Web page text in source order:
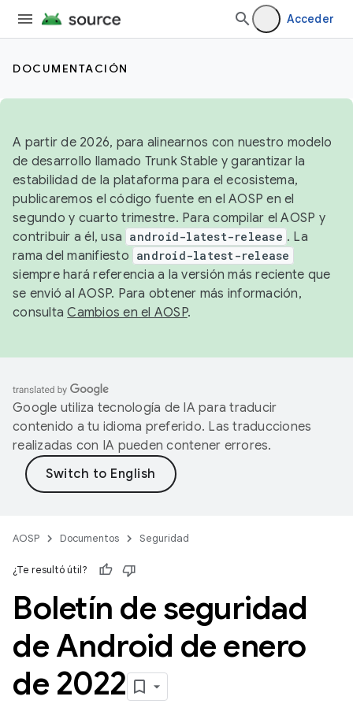
Acceder
DOCUMENTACIÓN
A partir de 2026, para alinearnos con nuestro modelo
de desarrollo llamado Trunk Stable y garantizar la
estabilidad de la plataforma para el ecosistema,
publicaremos el código fuente en el AOSP en el
segundo y cuarto trimestre. Para compilar el AOSP y
contribuir a él, usa android-latest-release . La
rama del manifiesto android-latest-release
siempre hará referencia a la versión más reciente que
se envió al AOSP. Para obtener más información,
consultaCambios en el AOSP.
Google utiliza tecnología de IA para traducir
contenido a tu idioma preferido. Las traducciones
realizadas con IA pueden contener errores.
AOSP Documentos Seguridad
¿Te resultó útil?
Boletín de seguridad
de Android de enero
de 2022